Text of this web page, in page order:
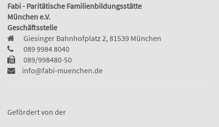
Fabi - Paritätische Familienbildungsstätte
München e.V.
Geschäftsstelle
Giesinger Bahnhofplatz 2, 81539 München
089 9984 8040
089/998480-50
info@fabi-muenchen.de
Gefördert von der